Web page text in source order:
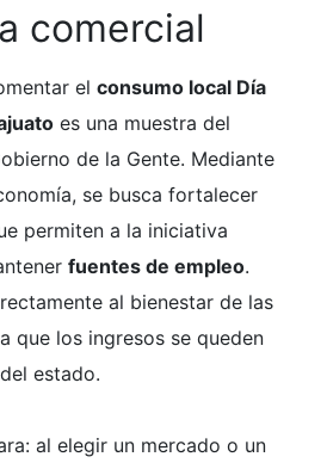
comercial
el consumo local Día
es una muestra del
de la Gente. Mediante
se busca fortalecer
permiten a la iniciativa
fuentes de empleo.
al bienestar de las
que los ingresos se queden
estado.
al elegir un mercado o un